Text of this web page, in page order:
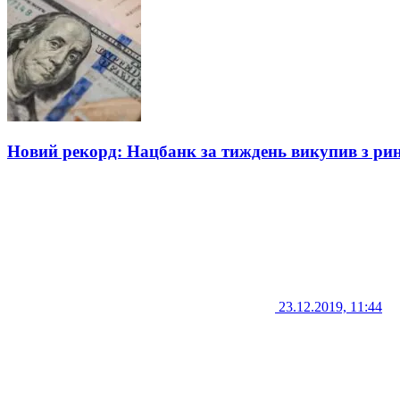
Новий рекорд: Нацбанк за тиждень викупив з
23.12.2019, 11:44